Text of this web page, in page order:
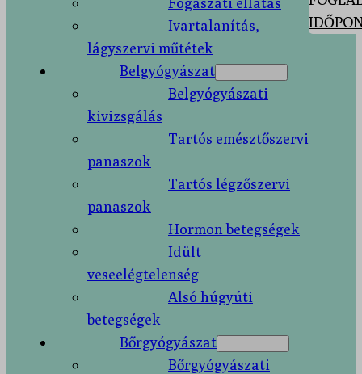
Ivartalanítás,
lágyszervi műtétek
Belgyógyászat
Belgyógyászati
kivizsgálás
Tartós emésztőszervi
panaszok
Tartós légzőszervi
panaszok
Hormon betegségek
Idült
veseelégtelenség
Alsó húgyúti
betegségek
Bőrgyógyászat
Bőrgyógyászati